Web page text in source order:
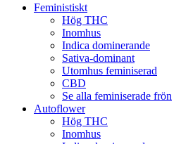
Feministiskt
Hög THC
Inomhus
Indica dominerande
Sativa-dominant
Utomhus feminiserad
CBD
Se alla feminiserade frön
Autoflower
Hög THC
Inomhus